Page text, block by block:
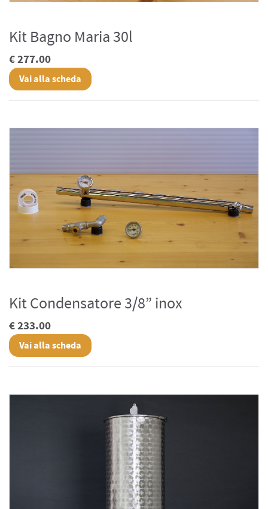
Kit Bagno Maria 30l
€ 277.00
Vai alla scheda
Kit Condensatore 3/8” inox
€ 233.00
Vai alla scheda